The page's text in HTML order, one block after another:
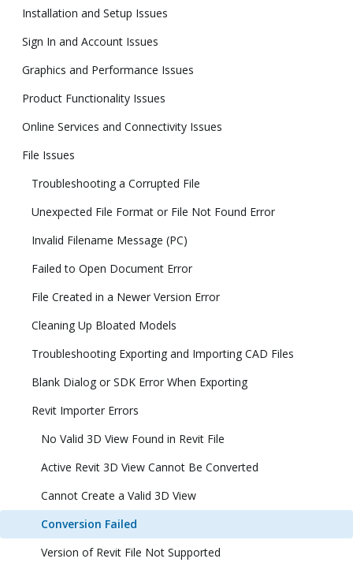
Installation and Setup Issues
Sign In and Account Issues
Graphics and Performance Issues
Product Functionality Issues
Online Services and Connectivity Issues
File Issues
Troubleshooting a Corrupted File
Unexpected File Format or File Not Found Error
Invalid Filename Message (PC)
Failed to Open Document Error
File Created in a Newer Version Error
Cleaning Up Bloated Models
Troubleshooting Exporting and Importing CAD Files
Blank Dialog or SDK Error When Exporting
Revit Importer Errors
No Valid 3D View Found in Revit File
Active Revit 3D View Cannot Be Converted
Cannot Create a Valid 3D View
Conversion Failed
Version of Revit File Not Supported